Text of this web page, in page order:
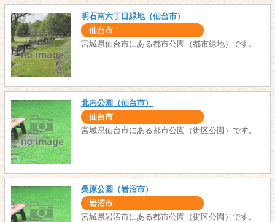
明石南六丁目緑地（仙台市）
仙台市
宮城県仙台市にある都市公園（都市緑地）です。
北内公園（仙台市）
仙台市
宮城県仙台市にある都市公園（街区公園）です。
桑原公園（岩沼市）
岩沼市
宮城県岩沼市にある都市公園（街区公園）です。